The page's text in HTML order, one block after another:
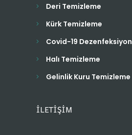
Deri Temizleme
Kürk Temizleme
Covid-19 Dezenfeksiyon
Halı Temizleme
Gelinlik Kuru Temizleme
İLETİŞİM